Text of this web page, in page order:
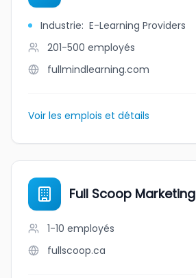
Industrie: E-Learning Providers
201-500 employés
fullmindlearning.com
Voir les emplois et détails
Full Scoop Marketing
1-10 employés
fullscoop.ca